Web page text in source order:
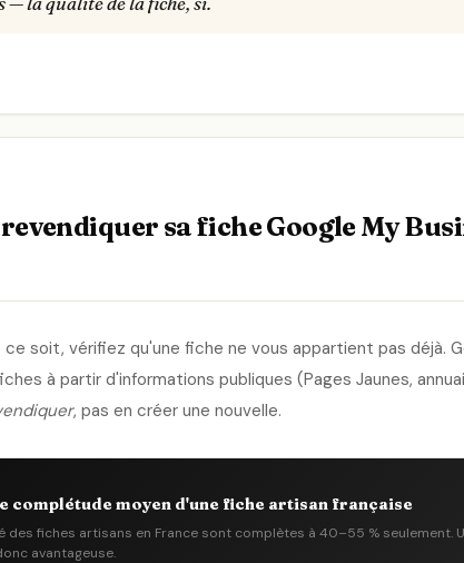
sa fiche Google My
soit, vérifiez qu'une fiche ne vous appartient pas déjà.
à partir d'informations publiques (Pages Jaunes,
, pas en créer une nouvelle.
complétude moyen d'une fiche artisan française
des fiches artisans en France sont complètes à 40–55 % seulement.
avantageuse.